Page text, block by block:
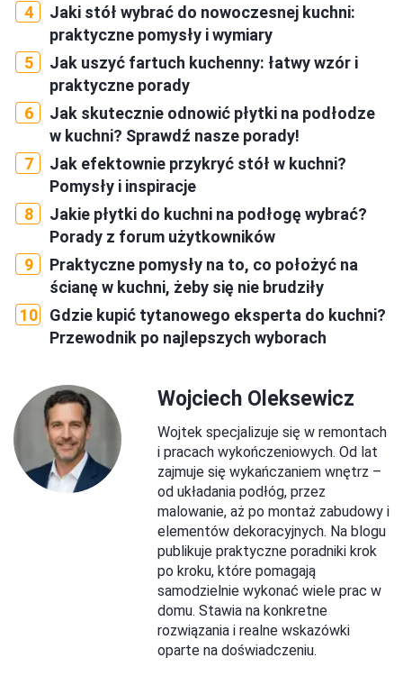
Jaki stół wybrać do nowoczesnej kuchni:
praktyczne pomysły i wymiary
Jak uszyć fartuch kuchenny: łatwy wzór i
praktyczne porady
Jak skutecznie odnowić płytki na podłodze
w kuchni? Sprawdź nasze porady!
Jak efektownie przykryć stół w kuchni?
Pomysły i inspiracje
Jakie płytki do kuchni na podłogę wybrać?
Porady z forum użytkowników
Praktyczne pomysły na to, co położyć na
ścianę w kuchni, żeby się nie brudziły
Gdzie kupić tytanowego eksperta do kuchni?
Przewodnik po najlepszych wyborach
Wojciech Oleksewicz
Wojtek specjalizuje się w remontach
i pracach wykończeniowych. Od lat
zajmuje się wykańczaniem wnętrz –
od układania podłóg, przez
malowanie, aż po montaż zabudowy i
elementów dekoracyjnych. Na blogu
publikuje praktyczne poradniki krok
po kroku, które pomagają
samodzielnie wykonać wiele prac w
domu. Stawia na konkretne
rozwiązania i realne wskazówki
oparte na doświadczeniu.